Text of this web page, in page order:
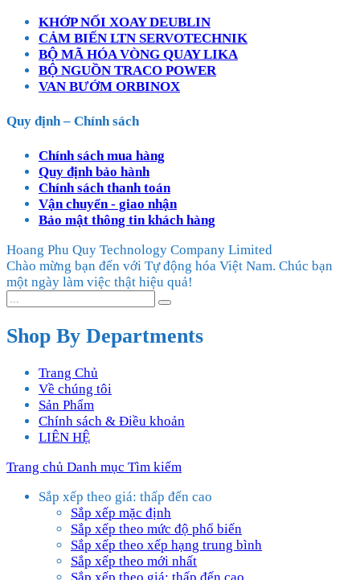
KHỚP NỐI XOAY DEUBLIN
CẢM BIẾN LTN SERVOTECHNIK
BỘ MÃ HÓA VÒNG QUAY LIKA
BỘ NGUỒN TRACO POWER
VAN BƯỚM ORBINOX
Quy định – Chính sách
Chính sách mua hàng
Quy định bảo hành
Chính sách thanh toán
Vận chuyển - giao nhận
Bảo mật thông tin khách hàng
Hoang Phu Quy Technology Company Limited
Chào mừng bạn đến với Tự động hóa Việt Nam. Chúc bạn
một ngày làm việc thật hiệu quả!
Shop By Departments
Trang Chủ
Về chúng tôi
Sản Phẩm
Chính sách & Điều khoản
LIÊN HỆ
Trang chủ Danh mục Tìm kiếm
Sắp xếp theo giá: thấp đến cao
Sắp xếp mặc định
Sắp xếp theo mức độ phổ biến
Sắp xếp theo xếp hạng trung bình
Sắp xếp theo mới nhất